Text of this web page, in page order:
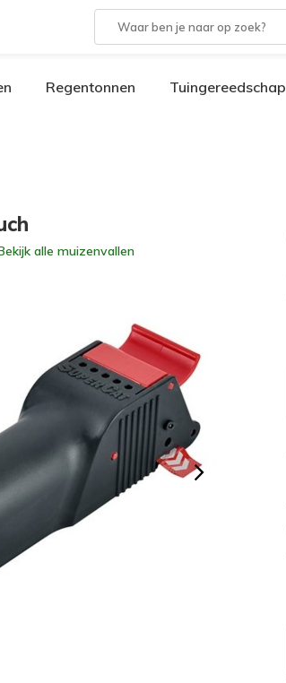
Regentonnen Tuingereedschap
alle muizenvallen